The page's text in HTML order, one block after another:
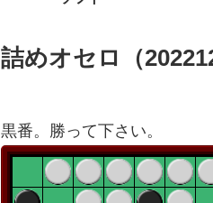
詰めオセロ（
黒番。勝って下さい。